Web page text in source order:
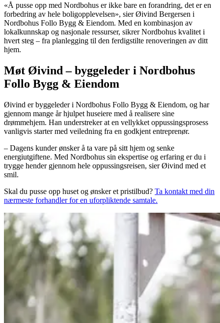
«Å pusse opp med Nordbohus er ikke bare en forandring, det er en
forbedring av hele boligopplevelsen», sier Øivind Bergersen i
Nordbohus Follo Bygg & Eiendom. Med en kombinasjon av
lokalkunnskap og nasjonale ressurser, sikrer Nordbohus kvalitet i
hvert steg – fra planlegging til den ferdigstilte renoveringen av ditt
hjem.
Møt Øivind – byggeleder i Nordbohus
Follo Bygg & Eiendom
Øivind er byggeleder i Nordbohus Follo Bygg & Eiendom, og har
gjennom mange år hjulpet huseiere med å realisere sine
drømmehjem. Han understreker at en vellykket oppussingsprosess
vanligvis starter med veiledning fra en godkjent entreprenør.
– Dagens kunder ønsker å ta vare på sitt hjem og senke
energiutgiftene. Med Nordbohus sin ekspertise og erfaring er du i
trygge hender gjennom hele oppussingsreisen, sier Øivind med et
smil.
Skal du pusse opp huset og ønsker et pristilbud? Ta kontakt med din
nærmeste forhandler for en uforpliktende samtale.